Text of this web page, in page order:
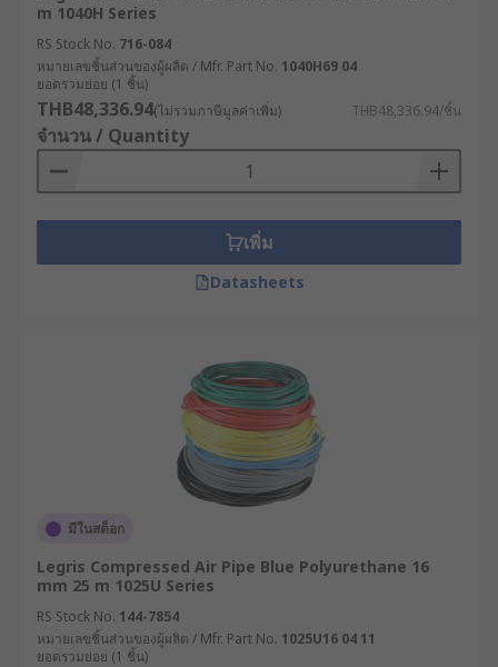
m 1040H Series
RS Stock No. 716-084
หมายเลขชิ้นส่วนของผู้ผลิต / Mfr. Part No. 1040H69 04
ยอดรวมย่อย (1 ชิ้น)
THB48,336.94(ไม่รวมภาษีมูลค่าเพิ่ม) THB48,336.94/ชิ้น
จำนวน / Quantity
เพิ่ม
Datasheets
มีในสต็อก
Legris Compressed Air Pipe Blue Polyurethane 16
mm 25 m 1025U Series
RS Stock No. 144-7854
หมายเลขชิ้นส่วนของผู้ผลิต / Mfr. Part No. 1025U16 04 11
ยอดรวมย่อย (1 ชิ้น)